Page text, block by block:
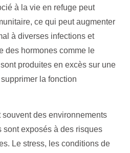
à la vie en refuge peut
ce qui peut augmenter
à diverses infections et
des hormones comme le
produites en excès sur une
la fonction
des environnements
exposés à des risques
Le stress, les conditions de